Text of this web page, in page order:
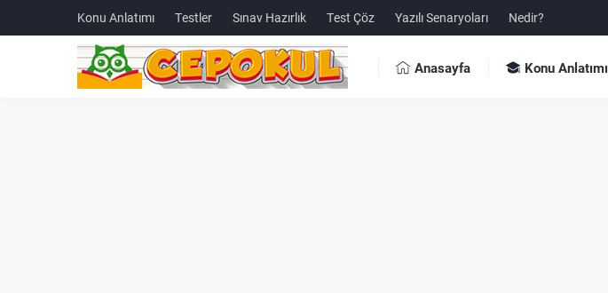
Konu Anlatımı Testler Sınav Hazırlık Test Çöz Yazılı Senaryoları Nedir?
Anasayfa Konu Anlatımı